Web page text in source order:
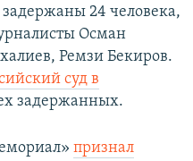
24 человека,
Осман
Ремзи Бекиров.
суд в
задержанных.​
признал